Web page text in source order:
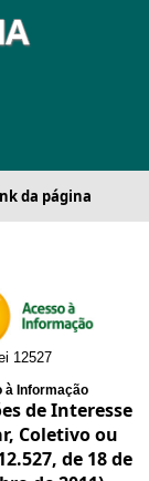
da página